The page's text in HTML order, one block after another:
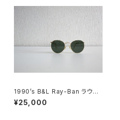
1990’s B&L Ray-Ban ラウン
ドメタル
¥25,000